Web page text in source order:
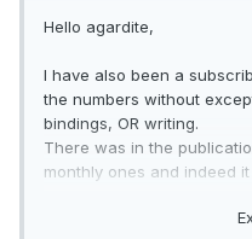
Hello agardite,
I have also been a
the numbers without
bindings, OR writing.
There was in the
monthly ones and indeed
have the renewals to put